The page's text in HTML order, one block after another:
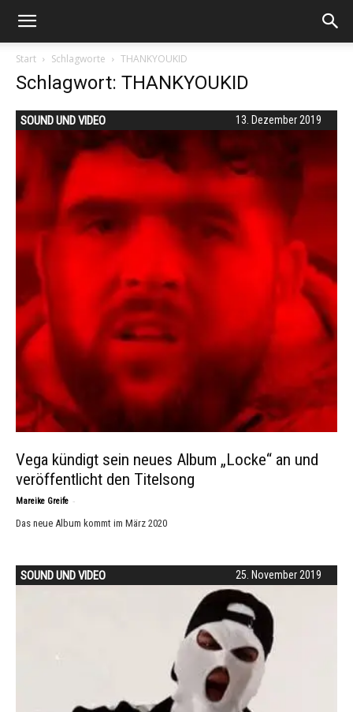
Start Schlagworte THANKYOUKID
Schlagwort: THANKYOUKID
13. Dezember 2019
SOUND UND VIDEO
Vega kündigt sein neues Album „Locke“ an und
veröffentlicht den Titelsong
Mareike Greife -
Das neue Album kommt im März 2020
25. November 2019
SOUND UND VIDEO